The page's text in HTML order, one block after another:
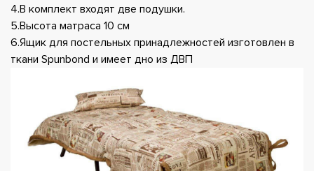
4.В комплект входят две подушки.
5.Высота матраса 10 см
6.Ящик для постельных принадлежностей изготовлен в
ткани Spunbond и имеет дно из ДВП